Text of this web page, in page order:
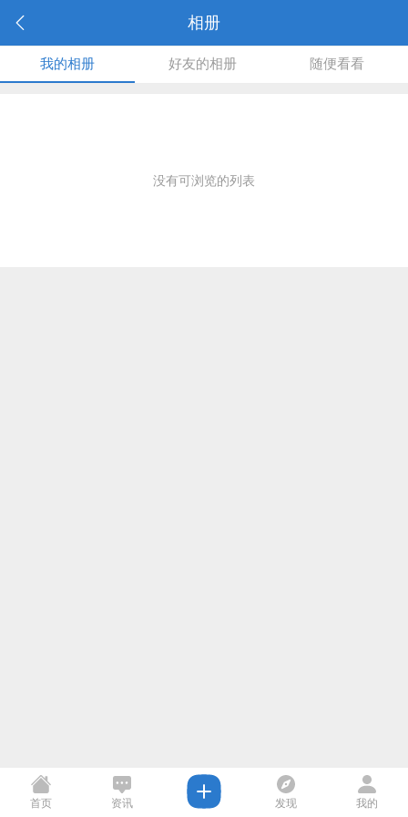
相册
我的相册 好友的相册 随便看看
没有可浏览的列表
首页 资讯 发现 我的